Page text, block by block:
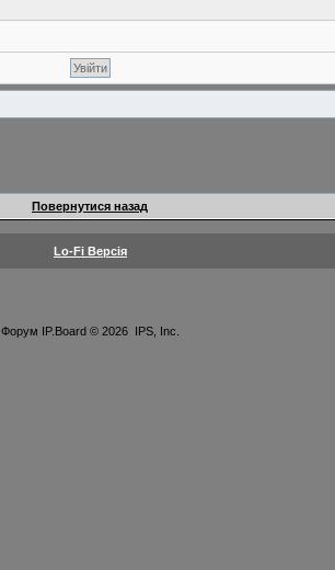
Повернутися назад
Lo-Fi Версія
Форум IP.Board© 2026 IPS, Inc